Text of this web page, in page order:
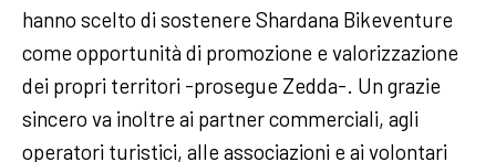
hanno scelto di sostenere Shardana Bikeventure
come opportunità di promozione e valorizzazione
dei propri territori -prosegue Zedda-. Un grazie
sincero va inoltre ai partner commerciali, agli
operatori turistici, alle associazioni e ai volontari